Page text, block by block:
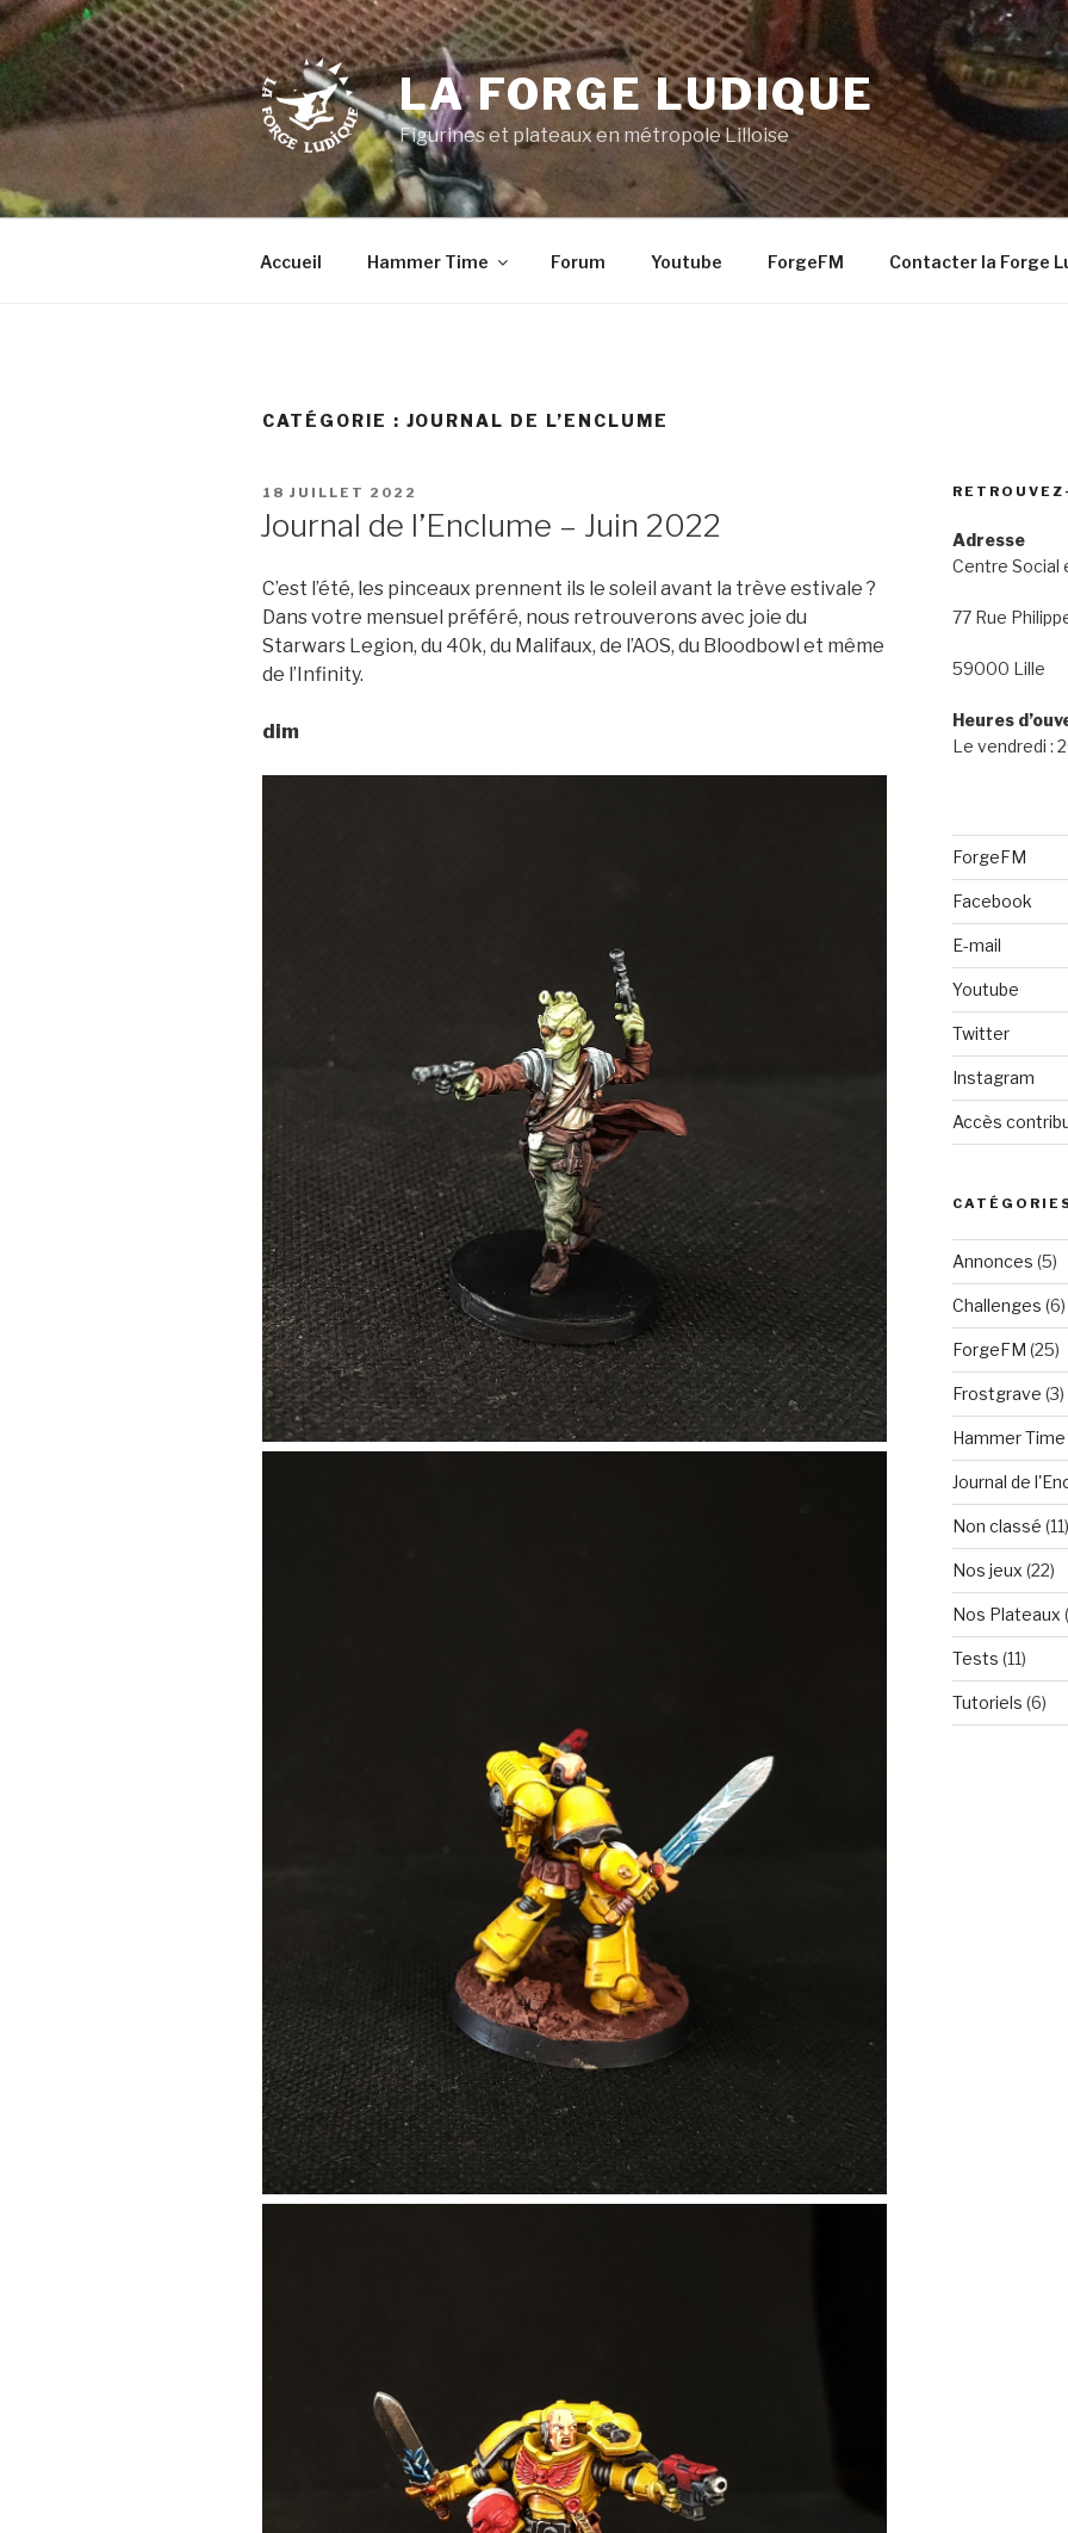
Aller
au
contenu
principal
LA FORGE LUDIQUE
Figurines et plateaux en métropole Lilloise
Accueil Hammer Time Forum Youtube ForgeFM Contacter la Forge
CATÉGORIE : JOURNAL DE L’ENCLUME
PUBLIÉ
18 JUILLET 2022
Journal de l’Enclume – Juin 2022
C’est l’été, les pinceaux prennent ils le soleil avant la trève estivale ?
Dans votre mensuel préféré, nous retrouverons avec joie du
Starwars Legion, du 40k, du Malifaux, de l’AOS, du Bloodbowl et même
de l’Infinity.
dim
Adresse
Centre Social
77 Rue
59000 Lille
Heures
Le vendredi :
ForgeFM
Facebook
E-mail
Youtube
Twitter
Instagram
Accès
Annonces (5)
Challenges (6)
ForgeFM (25)
Frostgrave (3)
Hammer Time
Journal de
Non classé (11)
Nos jeux (22)
Nos Plateaux
Tests (11)
Tutoriels (6)